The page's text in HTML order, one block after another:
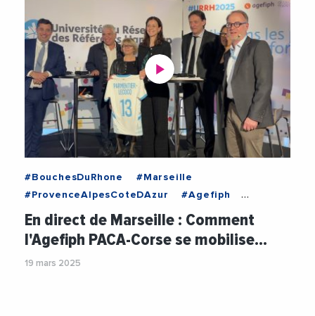
#BouchesDuRhone
#Marseille
#ProvenceAlpesCoteDAzur
#Agefiph
#AgefiphPACACorse
#AlexisTurpin
#Emploi
#FormationProfessionnelle
#Handicap
#Inclusion
En direct de Marseille : Comment
l'Agefiph PACA-Corse se mobilise…
19 mars 2025